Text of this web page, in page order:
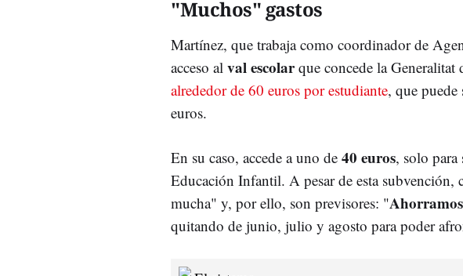
"Muchos" gastos
Martínez, que trabaja como coordinador de
acceso al val escolarque concede la Generalitat
alrededor de 60 euros por estudiante, que
euros.
En su caso, accede a uno de 40 euros, solo para
Educación Infantil. A pesar de esta subvención,
mucha" y, por ello, son previsores: "
quitando de junio, julio y agosto para poder